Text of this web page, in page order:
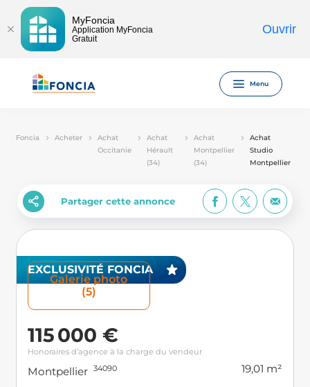
MyFoncia
Application MyFoncia
Gratuit
Ouvrir
Menu
Foncia Acheter
Achat
Occitanie
Achat
Hérault
(34)
Achat
Montpellier
(34)
Achat
Studio
Montpellier
Partager cette annonce
EXCLUSIVITÉ FONCIA
Galerie photo
(5)
115 000 €
Honoraires d’agence à la charge du vendeur
Montpellier 34090 19,01 m²